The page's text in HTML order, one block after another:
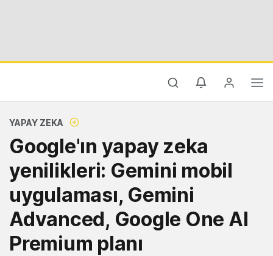
YAPAY ZEKA
Google'ın yapay zeka
yenilikleri: Gemini mobil
uygulaması, Gemini
Advanced, Google One Al
Premium planı